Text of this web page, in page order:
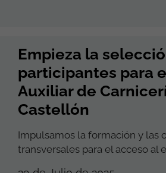
Empieza la
participantes para
Auxiliar de
Castellón
Impulsamos la formación y las
transversales para el acceso al